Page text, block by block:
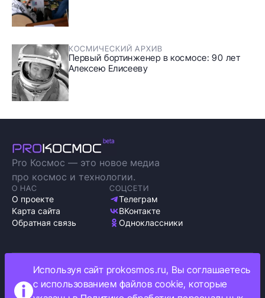
КОСМИЧЕСКИЙ АРХИВ
Первый бортинженер в космосе: 90 лет
Алексею Елисееву
Pro Космос — это новое медиа
про космос и технологии.
О НАС
О проекте
Карта сайта
Обратная связь
СОЦСЕТИ
Телеграм
ВКонтакте
Одноклассники
Политика обработки персональных данных
Как мы используем cookie
Используя сайт prokosmos.ru, Вы соглашаетесь
с использованием файлов cookie, которые